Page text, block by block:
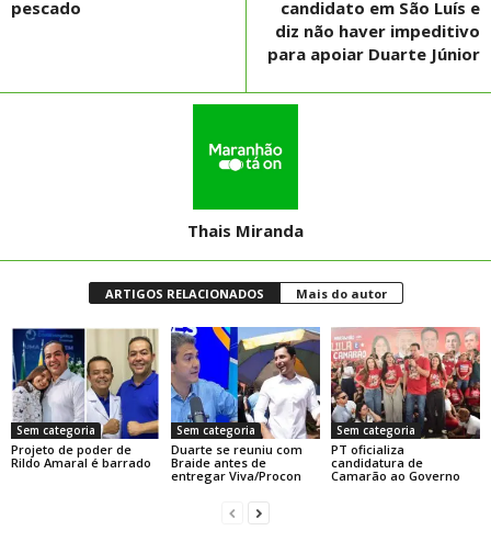
pescado
candidato em São Luís e
diz não haver impeditivo
para apoiar Duarte Júnior
Thais Miranda
ARTIGOS RELACIONADOS Mais do autor
Sem categoria
Projeto de poder de
Rildo Amaral é barrado
Sem categoria
Duarte se reuniu com
Braide antes de
entregar Viva/Procon
Sem categoria
PT oficializa
candidatura de
Camarão ao Governo